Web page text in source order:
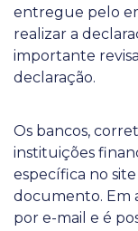
entregue pelo
realizar a
importante
declaração.
Os bancos,
instituições
específica no
documento. Em
por e-mail e é